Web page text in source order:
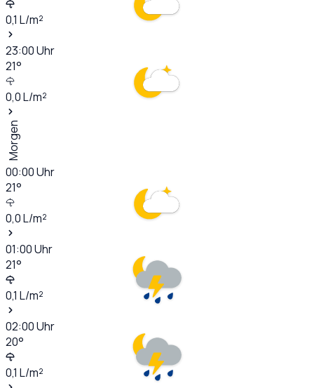
0,1 L/m²
23:00Uhr
21°
0,0L/m²
Morgen
00:00Uhr
21°
0,0L/m²
01:00Uhr
21°
0,1 L/m²
02:00Uhr
20°
0,1 L/m²